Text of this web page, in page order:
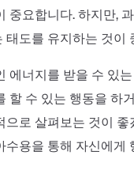
중요합니다. 하지만,
태도를 유지하는 것이
에너지를 받을 수 있
할 수 있는 행동을 하
으로 살펴보는 것이 좋
수용을 통해 자신에게